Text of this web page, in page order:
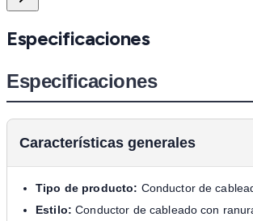
Especificaciones
Especificaciones
Características generales
Tipo de producto: Conductor de
Estilo: Conductor de cableado con